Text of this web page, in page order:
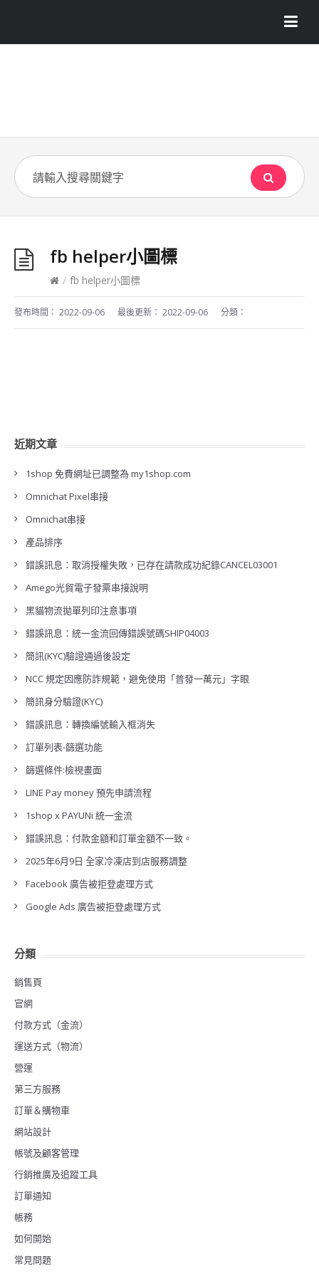
fb helper小圖標
/ fb helper小圖標
發布時間： 2022-09-06 最後更新： 2022-09-06 分類：
近期文章
1shop 免費網址已調整為 my1shop.com
Omnichat Pixel串接
Omnichat串接
產品排序
錯誤訊息：取消授權失敗，已存在請款成功紀錄CANCEL03001
Amego光貿電子發票串接說明
黑貓物流拋單列印注意事項
錯誤訊息：統一金流回傳錯誤號碼SHIP04003
簡訊(KYC)驗證通過後設定
NCC 規定因應防詐規範，避免使用「普發一萬元」字眼
簡訊身分驗證(KYC)
錯誤訊息：轉換編號輸入框消失
訂單列表-篩選功能
篩選條件:檢視畫面
LINE Pay money 預先申請流程
1shop x PAYUNi 統一金流
錯誤訊息：付款金額和訂單金額不一致。
2025年6月9日 全家冷凍店到店服務調整
Facebook 廣告被拒登處理方式
Google Ads 廣告被拒登處理方式
分類
銷售頁
官網
付款方式（金流）
運送方式（物流）
營運
第三方服務
訂單＆購物車
網站設計
帳號及顧客管理
行銷推廣及追蹤工具
訂單通知
帳務
如何開始
常見問題